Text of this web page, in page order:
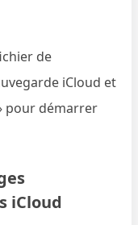
de
iCloud et
pour démarrer
iCloud